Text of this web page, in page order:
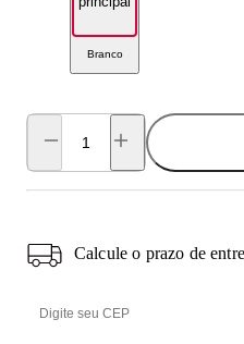
Branco
Calcule o prazo de